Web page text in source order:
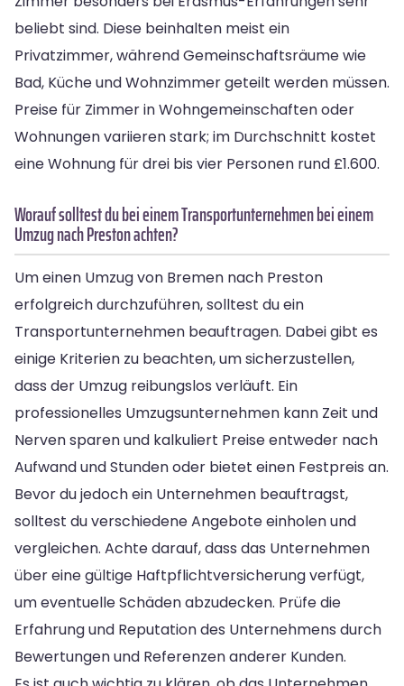
beliebt sind. Diese beinhalten meist ein
Privatzimmer, während Gemeinschaftsräume wie
Bad, Küche und Wohnzimmer geteilt werden müssen.
Preise für Zimmer in Wohngemeinschaften oder
Wohnungen variieren stark; im Durchschnitt kostet
eine Wohnung für drei bis vier Personen rund £1.600.
Worauf solltest du bei einem Transportunternehmen bei einem
Umzug nach Preston achten?
Um einen Umzug von Bremen nach Preston
erfolgreich durchzuführen, solltest du ein
Transportunternehmen beauftragen. Dabei gibt es
einige Kriterien zu beachten, um sicherzustellen,
dass der Umzug reibungslos verläuft. Ein
professionelles Umzugsunternehmen kann Zeit und
Nerven sparen und kalkuliert Preise entweder nach
Aufwand und Stunden oder bietet einen Festpreis an.
Bevor du jedoch ein Unternehmen beauftragst,
solltest du verschiedene Angebote einholen und
vergleichen. Achte darauf, dass das Unternehmen
über eine gültige Haftpflichtversicherung verfügt,
um eventuelle Schäden abzudecken. Prüfe die
Erfahrung und Reputation des Unternehmens durch
Bewertungen und Referenzen anderer Kunden.